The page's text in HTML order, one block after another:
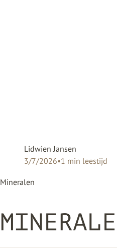
Lidwien Jansen
3/7/2026•1 min leestijd
Mineralen